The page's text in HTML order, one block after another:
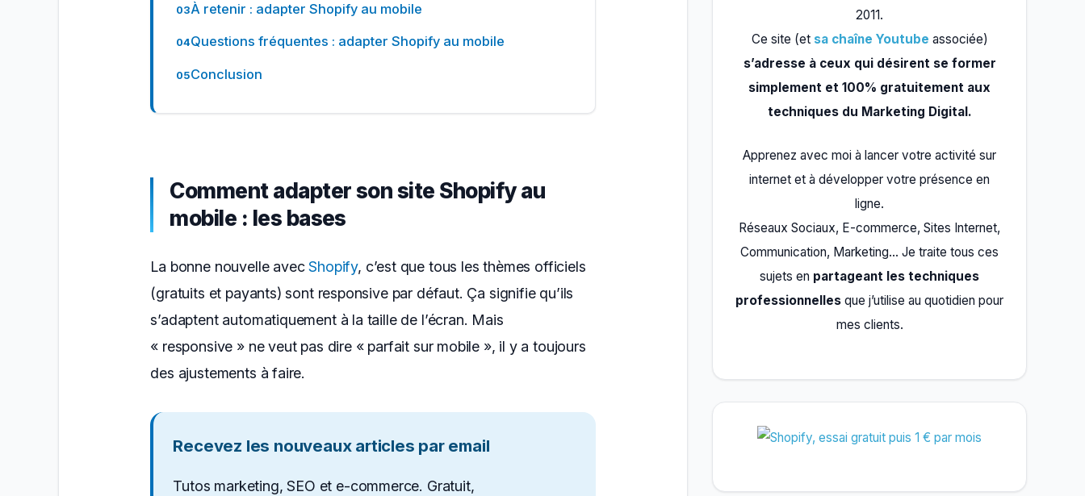
À retenir : adapter Shopify au mobile
Questions fréquentes : adapter Shopify au mobile
Conclusion
Comment adapter son site Shopify au
mobile : les bases
La bonne nouvelle avecShopify, c’est que tous les thèmes officiels
(gratuits et payants) sont responsive par défaut. Ça signifie qu’ils
s’adaptent automatiquement à la taille de l’écran. Mais
« responsive » ne veut pas dire « parfait sur mobile », il y a toujours
des ajustements à faire.
Recevez les nouveaux articles par email
Tutos marketing, SEO et e-commerce. Gratuit,
2011.
Ce site (et sa chaîne Youtube associée)
s’adresse à ceux qui désirent se former
simplement et 100% gratuitement aux
techniques du Marketing Digital.
Apprenez avec moi à lancer votre activité sur
internet et à développer votre présence en
ligne.
Réseaux Sociaux, E-commerce, Sites Internet,
Communication, Marketing… Je traite tous ces
sujets en partageant les techniques
professionnelles que j’utilise au quotidien pour
mes clients.